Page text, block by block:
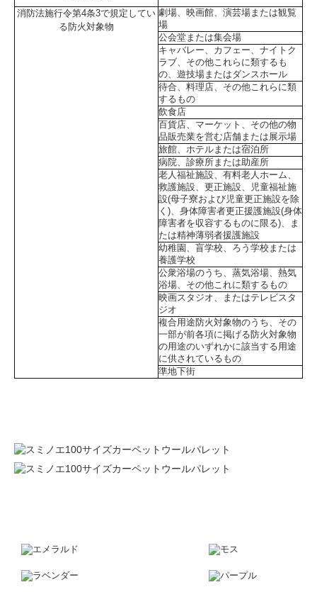
消防法施行令第4条3で規定してい
る防火対象物
劇場、映画館、演芸場または観覧
場
公会堂または集会場
キャバレー、カフェー、ナイトク
ラブ、その他これらに類するも
の、遊技場またはダンスホール
待合、料理店、その他これらに類
するもの
飲食店
百貨店、マーケット、その他の物
品販売業を営む店舗または展示場
旅館、ホテルまたは宿泊所
病院、診療所または助産所
老人福祉施設、有料老人ホーム、
救護施設、更正施設、児童福祉施
設(母子寮および児童更正施設を除
く)、身体障害者更正援護施設(身体
障害者を収容するものに限る)、ま
たは精神薄弱者援護施設
幼稚園、盲学校、ろう学校または
養護学校
公衆浴場のうち、蒸気浴場、熱気
浴場、その他これに類するもの
映画スタジオ、またはテレビスタ
ジオ
複合用途防火対象物のうち、その
一部が前各項に掲げる防火対象物
の用途のいずれかに該当する用途
に供されているもの
準地下街